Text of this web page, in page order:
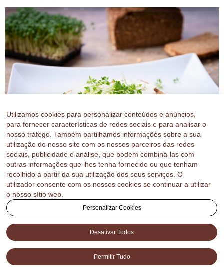
Para quem busca um estilo de vida mais saudável, o
café da manhã é o ponto de partida. Escolher um pão
que ofereça sabor e nutrição de verdade pode
transformar sua rotina — e o Pão Integral da Astral
Pães foi feito exatamente para isso: unir textura macia,
sabor marcante e alto teor de fibras, […]
Próximo→
Utilizamos cookies para personalizar conteúdos e anúncios,
para fornecer características de redes sociais e para analisar o
nosso tráfego. Também partilhamos informações sobre a sua
utilização do nosso site com os nossos parceiros das redes
sociais, publicidade e análise, que podem combiná-las com
outras informações que lhes tenha fornecido ou que tenham
recolhido a partir da sua utilização dos seus serviços. O
utilizador consente com os nossos cookies se continuar a utilizar
o nosso sítio web.
Personalizar Cookies
Desativar Todos
Permitir Tudo